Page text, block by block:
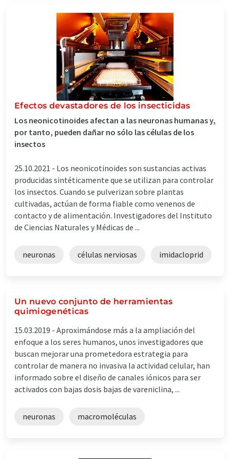
Efectos devastadores de los insecticidas
Los neonicotinoides afectan a las neuronas humanas y,
por tanto, pueden dañar no sólo las células de los
insectos
25.10.2021 - Los neonicotinoides son sustancias activas
producidas sintéticamente que se utilizan para controlar
los insectos. Cuando se pulverizan sobre plantas
cultivadas, actúan de forma fiable como venenos de
contacto y de alimentación. Investigadores del Instituto
de Ciencias Naturales y Médicas de ...
neuronas células nerviosas imidacloprid
Un nuevo conjunto de herramientas
quimiogenéticas
15.03.2019 - Aproximándose más a la ampliación del
enfoque a los seres humanos, unos investigadores que
buscan mejorar una prometedora estrategia para
controlar de manera no invasiva la actividad celular, han
informado sobre el diseño de canales iónicos para ser
activados con bajas dosis bajas de vareniclina, ...
neuronas macromoléculas